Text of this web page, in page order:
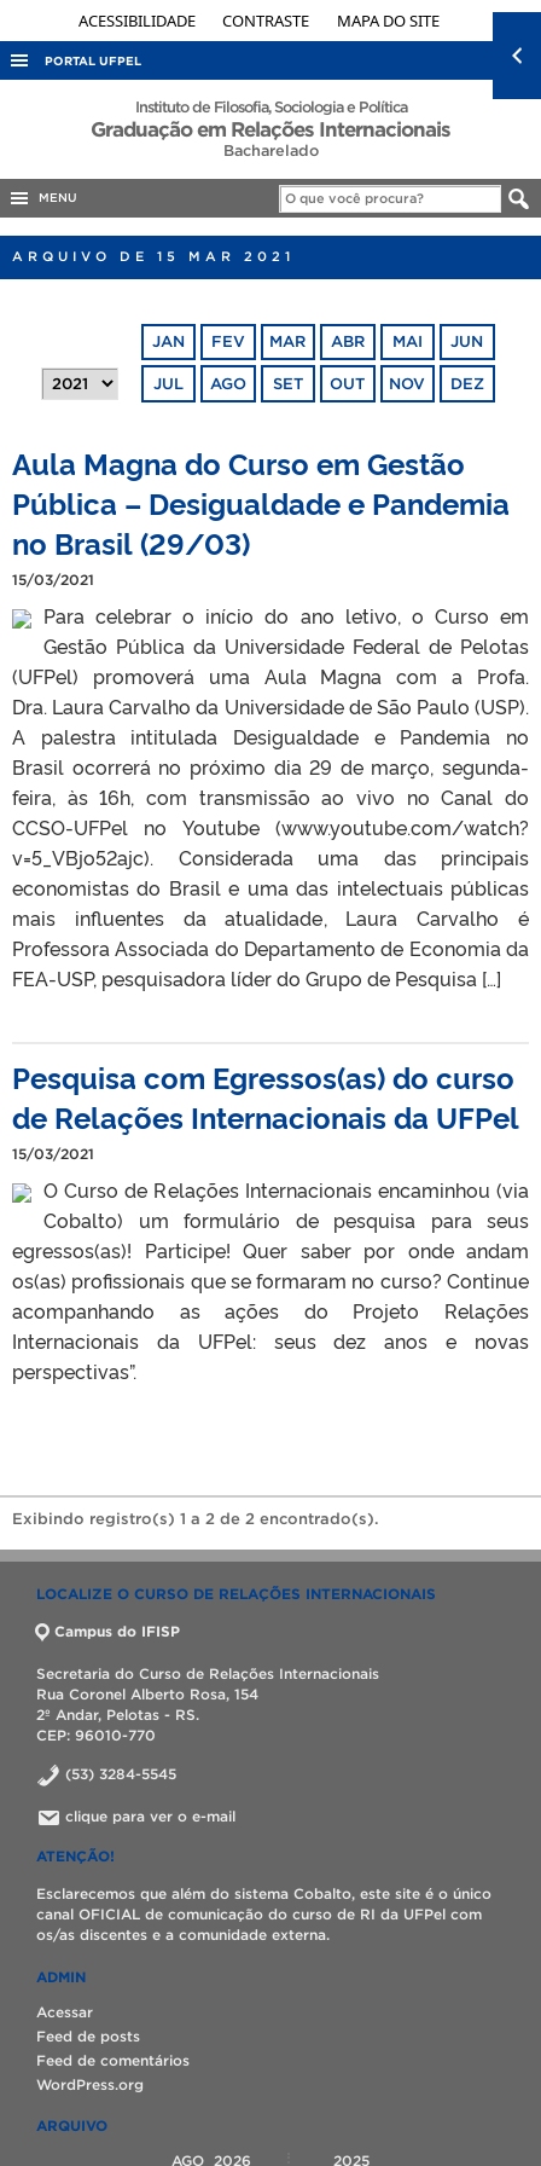
ACESSIBILIDADE CONTRASTE MAPA DO SITE
PORTAL UFPEL
ACESSO À INFORMAÇÃO
PORTARIAS
Instituto de Filosofia, Sociologia e Política
Graduação em Relações Internacionais
Bacharelado
MENU
ARQUIVO DE 15 MAR 2021
JAN FEV MAR ABR MAI JUN
JUL AGO SET OUT NOV DEZ
Aula Magna do Curso em Gestão
Pública – Desigualdade e Pandemia
no Brasil (29/03)
15/03/2021
Para celebrar o início do ano letivo, o Curso em
Gestão Pública da Universidade Federal de Pelotas
(UFPel) promoverá uma Aula Magna com a Profa.
Dra. Laura Carvalho da Universidade de São Paulo (USP).
A palestra intitulada Desigualdade e Pandemia no
Brasil ocorrerá no próximo dia 29 de março, segunda-
feira, às 16h, com transmissão ao vivo no Canal do
CCSO-UFPel no Youtube (www.youtube.com/watch?
v=5_VBjo52ajc). Considerada uma das principais
economistas do Brasil e uma das intelectuais públicas
mais influentes da atualidade, Laura Carvalho é
Professora Associada do Departamento de Economia da
FEA-USP, pesquisadora líder do Grupo de Pesquisa […]
Pesquisa com Egressos(as) do curso
de Relações Internacionais da UFPel
15/03/2021
O Curso de Relações Internacionais encaminhou (via
Cobalto) um formulário de pesquisa para seus
egressos(as)! Participe! Quer saber por onde andam
os(as) profissionais que se formaram no curso? Continue
acompanhando as ações do Projeto Relações
Internacionais da UFPel: seus dez anos e novas
perspectivas”.
Exibindo registro(s) 1 a 2 de 2 encontrado(s).
LOCALIZE O CURSO DE RELAÇÕES INTERNACIONAIS
Campus do IFISP
Secretaria do Curso de Relações Internacionais
Rua Coronel Alberto Rosa, 154
2º Andar, Pelotas - RS.
CEP: 96010-770
(53) 3284-5545
clique para ver o e-mail
ATENÇÃO!
Esclarecemos que além do sistema Cobalto, este site é o único
canal OFICIAL de comunicação do curso de RI da UFPel com
os/as discentes e a comunidade externa.
ADMIN
Acessar
Feed de posts
Feed de comentários
WordPress.org
ARQUIVO
AGO 2026 2025